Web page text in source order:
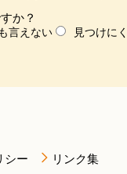
か？
言えない 見つけに
シー リンク集